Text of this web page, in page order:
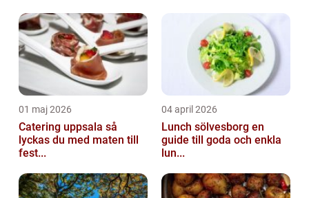
01 maj 2026
Catering uppsala så
lyckas du med maten till
fest...
04 april 2026
Lunch sölvesborg en
guide till goda och enkla
lun...